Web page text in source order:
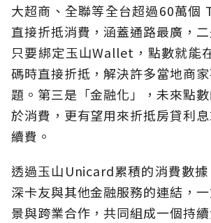
大超商、全聯等全台超過60萬個
直接折抵消費，涵蓋通路最廣，二
只要綁定玉山Wallet，點數就能
碼時直接折抵，解決許多當地商
題。第三是「金融化」，未來點
於消費，更有望用來折抵房貸利
續費。
透過玉山Unicard累積的消費數
深卡友與其他金融服務的連結，
景與跨業合作，共同組成一個持